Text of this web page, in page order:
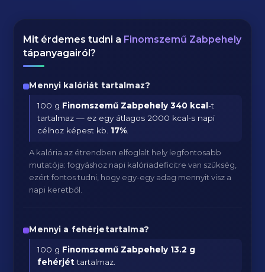
Mit érdemes tudni a Finomszemű Zabpehely
tápanyagairól?
Mennyi kalóriát tartalmaz?
100 g Finomszemű Zabpehely 340 kcal-t
tartalmaz — ez egy átlagos 2000 kcal-s napi
célhoz képest kb. 17%
A kalória az étrendben elfoglalt hely legfontosabb
mutatója: fogyáshoz napi kalóriadeficitre van szükség,
ezért fontos tudni, hogy egy-egy adag mennyit visz a
napi keretből.
Mennyi a fehérjetartalma?
100 g Finomszemű Zabpehely 13.2 g
fehérjéttartalmaz.